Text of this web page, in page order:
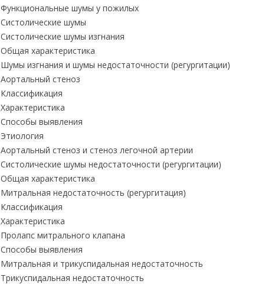
Функциональные шумы у пожилых
Систолические шумы
Систолические шумы изгнания
Общая характеристика
Шумы изгнания и шумы недостаточности (регургитации)
Аортальный стеноз
Классификация
Характеристика
Способы выявления
Этиология
Аортальный стеноз и стеноз легочной артерии
Систолические шумы недостаточности (регургитации)
Общая характеристика
Митральная недостаточность (регургитация)
Классификация
Характеристика
Пролапс митрального клапана
Способы выявления
Митральная и трикуспидальная недостаточность
Трикуспидальная недостаточность